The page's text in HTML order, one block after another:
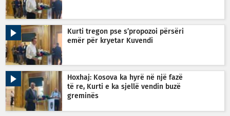
Kurti tregon pse s’propozoi përsëri
emër për kryetar Kuvendi
Hoxhaj: Kosova ka hyrë në një fazë
të re, Kurti e ka sjellë vendin buzë
greminës